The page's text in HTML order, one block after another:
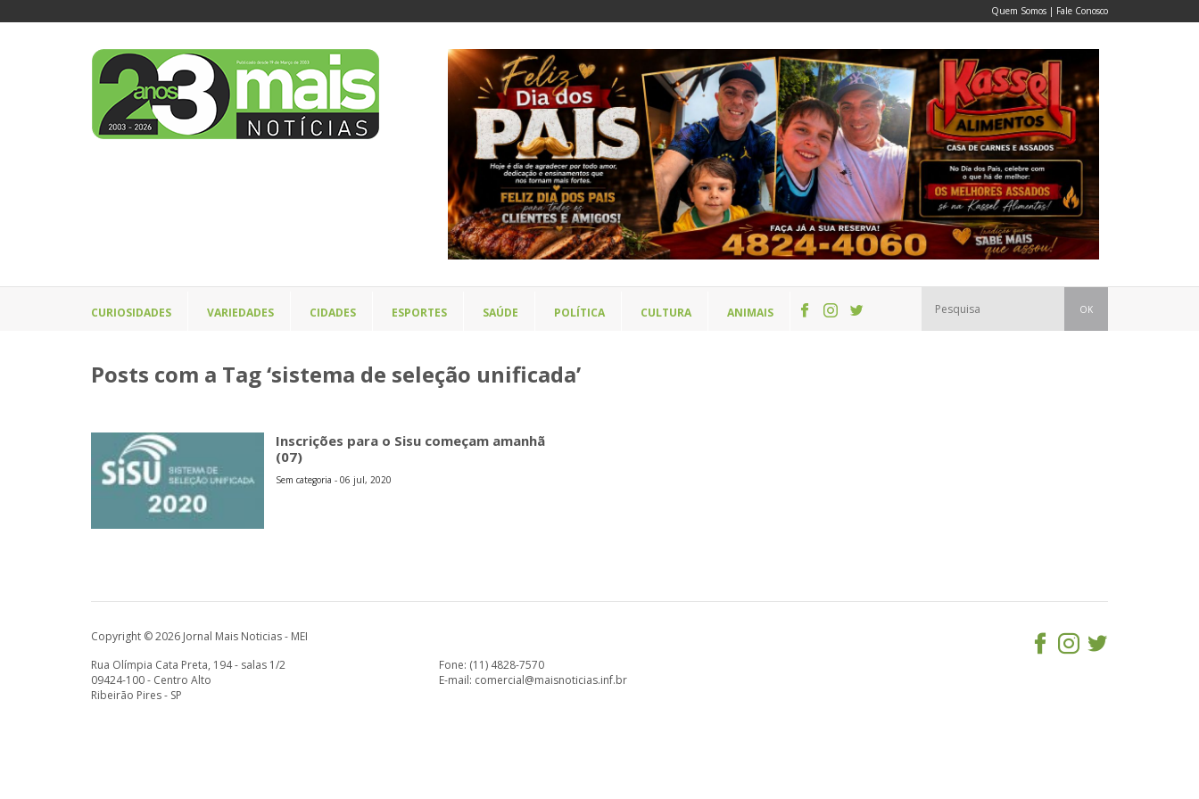
Quem Somos | Fale Conosco
CURIOSIDADES VARIEDADES CIDADES ESPORTES SAÚDE POLÍTICA CULTURA ANIMAIS OK
Posts com a Tag ‘sistema de seleção unificada’
Inscrições para o Sisu começam amanhã
(07)
Sem categoria - 06 jul, 2020
Copyright © 2026 Jornal Mais Noticias - MEI
Rua Olímpia Cata Preta, 194 - salas 1/2
09424-100 - Centro Alto
Ribeirão Pires - SP
Fone: (11) 4828-7570
E-mail: comercial@maisnoticias.inf.br